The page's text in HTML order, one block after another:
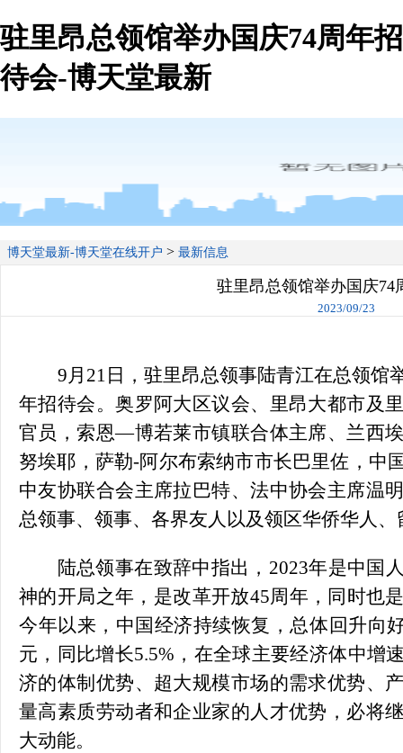
驻里昂总领馆举办国庆74周年招
待会-博天堂最新
博天堂最新-博天堂在线开户 > 最新信息
驻里昂总领馆举办国庆74
2023/09/23
9月21日，驻里昂总领事陆青江在总领馆
年招待会。奥罗阿大区议会、里昂大都市及
官员，索恩—博若莱市镇联合体主席、兰西
努埃耶，萨勒-阿尔布索纳市市长巴里佐，中
中友协联合会主席拉巴特、法中协会主席温
总领事、领事、各界友人以及领区华侨华人
陆总领事在致辞中指出，2023年是中国
神的开局之年，是改革开放45周年，同时也
今年以来，中国经济持续恢复，总体回升向
元，同比增长5.5%，在全球主要经济体中增
济的体制优势、超大规模市场的需求优势、
量高素质劳动者和企业家的人才优势，必将
大动能。